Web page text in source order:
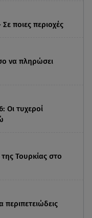
ποιες περιοχές
να πληρώσει
τυχεροί
Τουρκίας στο